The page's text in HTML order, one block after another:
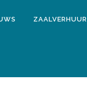
ZAALVERHUUR